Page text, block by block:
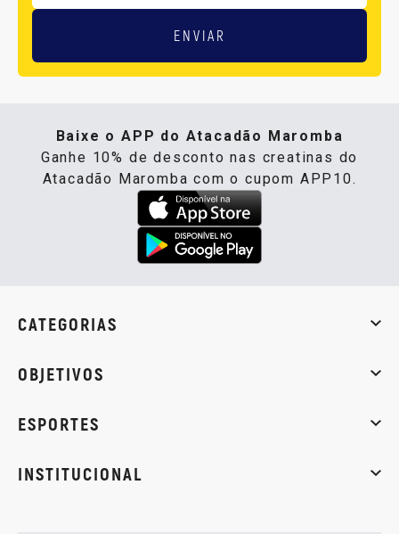
ENVIAR
Baixe o APP do Atacadão Maromba
Ganhe 10% de desconto nas creatinas do
Atacadão Maromba com o cupom APP10.
CATEGORIAS
OBJETIVOS
ESPORTES
INSTITUCIONAL